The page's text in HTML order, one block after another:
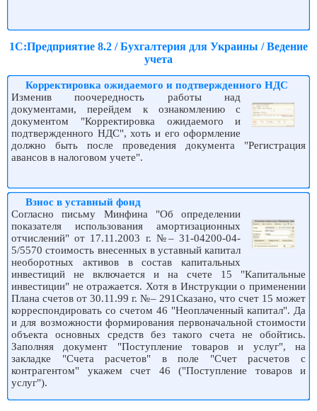
1С:Предприятие 8.2 / Бухгалтерия для Украины / Ведение
учета
Корректировка ожидаемого и подтвержденного НДС
Изменив поочередность работы над
документами, перейдем к ознакомлению с
документом "Корректировка ожидаемого и
подтвержденного НДС", хоть и его оформление
должно быть после проведения документа "Регистрация
авансов в налоговом учете".
Взнос в уставный фонд
Согласно письму Минфина "Об определении
показателя использования амортизационных
отчислений" от 17.11.2003 г. №– 31-04200-04-
5/5570 стоимость внесенных в уставный капитал
необоротных активов в состав капитальных
инвестиций не включается и на счете 15 "Капитальные
инвестиции" не отражается. Хотя в Инструкции о применении
Плана счетов от 30.11.99 г. №– 291Сказано, что счет 15 может
корреспондировать со счетом 46 "Неоплаченный капитал". Да
и для возможности формирования первоначальной стоимости
объекта основных средств без такого счета не обойтись.
Заполняя документ "Поступление товаров и услуг", на
закладке "Счета расчетов" в поле "Счет расчетов с
контрагентом" укажем счет 46 ("Поступление товаров и
услуг").